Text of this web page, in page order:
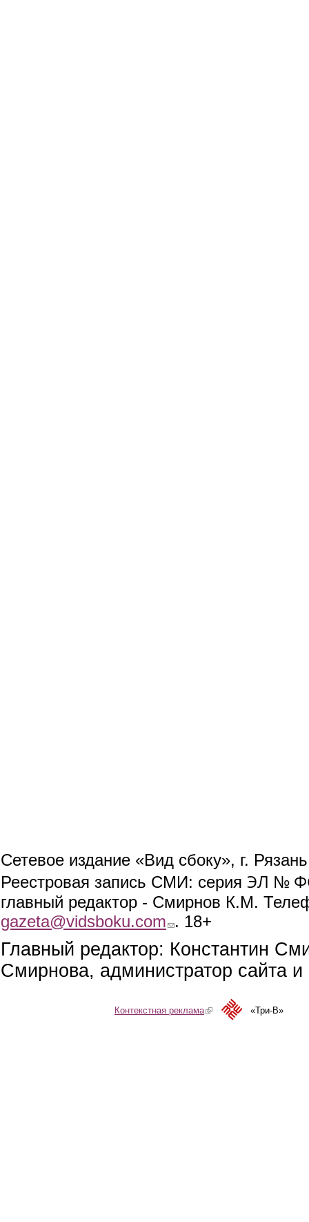
Сетевое издание «Вид сбоку», г.
Реестровая запись СМИ: серия ЭЛ №
главный редактор - Смирнов К.М.
gazeta@vidsboku.com (link sends e-mail)
. 18+
Главный редактор: Константин
Смирнова, администратор сайта
Контекстная реклама(link is external)«Три-В»